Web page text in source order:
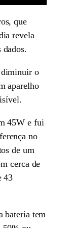
que
revela
dados.
diminuir o
aparelho
45W e fui
no
de um
cerca de
43
bateria tem